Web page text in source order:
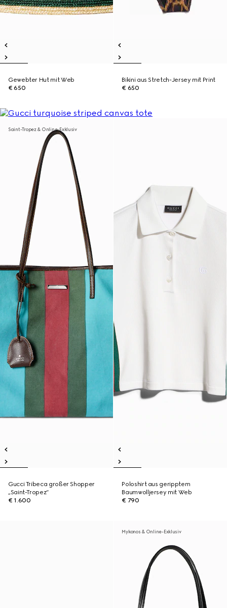
Gewebter Hut mit Web
€ 650
Bikini aus Stretch-Jersey mit Print
€ 650
Saint-Tropez & Online-Exklusiv
Gucci Tribeca großer Shopper
„Saint-Tropez“
€ 1.600
Poloshirt aus geripptem
Baumwolljersey mit Web
€ 790
Mykonos & Online-Exklusiv